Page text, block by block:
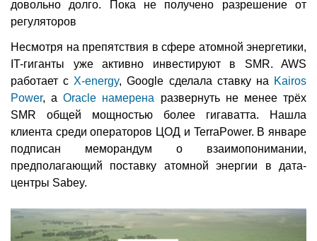
довольно долго. Пока не получено разрешение от
регуляторов
Несмотря на препятствия в сфере атомной энергетики,
IT-гиганты уже активно инвестируют в SMR. AWS
работает с X-energy, Google сделала ставку на Kairos
Power, аOracle намерена развернуть не менее трёх
SMR общей мощностью более гигаватта. Нашла
клиента среди операторов ЦОД и TerraPower. В январе
подписан меморандум о взаимопонимании,
предполагающий поставку атомной энергии в дата-
центры Sabey.